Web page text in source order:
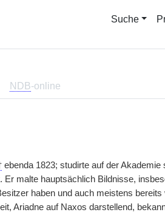
Suche
NDB-online
ebenda 1823; studirte auf der Akademie
malte hauptsächlich Bildnisse,
haben und auch meistens bereits
Ariadne auf Naxos darstellend,